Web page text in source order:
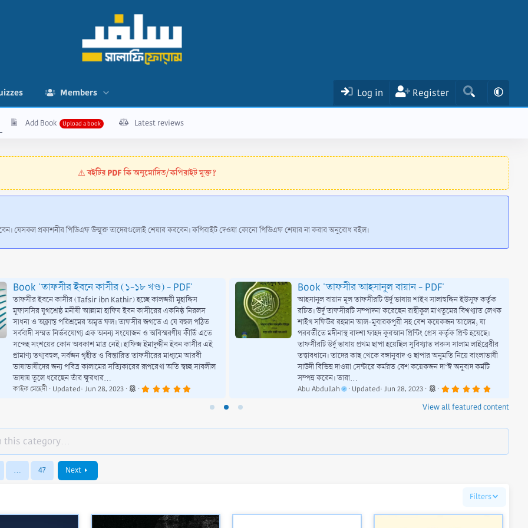
Members Log in Register
Add Book Latest reviews
⚠️বইটির PDF কি অনুমোদিত/কপিরাইট মুক্ত?
যেসকল প্রকাশনীর পিডিএফ উন্মুক্ত তাদেরগুলোই শেয়ার করবেন। কপিরাইট দেওয়া কোনো পিডিএফ শেয়ার না করার অনুরোধ রইল।
Book 'তাফসীর ইবনে কাসীর (১-১৮ খণ্ড) - PDF'
তাফসীর ইবনে কাসীর (Tafsir ibn Kathir) হচ্ছে কালজয়ী মুহাদ্দিস
মুফাসসির যুগশ্রেষ্ঠ মনীষী আল্লামা হাফিয ইবন কাসীরের একনিষ্ঠ নিরলস
সাধনা ও অক্লান্ত পরিশ্রমের অমৃত ফল। তাফসীর জগতে এ যে বহুল পঠিত
সর্ববাদী সম্মত নির্ভরযোগ্য এক অনন্য সংযোজন ও অবিস্মরণীয় কীর্তি এতে
সন্দেহ সংশয়ের কোন অবকাশ মাত্র নেই। হাফিজ ইমাদুদ্দীন ইবন কাসীর এই
প্রামাণ্য তথ্যবহুল, সর্বজন গৃহীত ও বিস্তারিত তাফসীরের মাধ্যমে আরবী
ভাষাভাষীদের জন্য পবিত্র কালামের সত্যিকারের রূপরেখা অতি স্বচ্ছ সাবলীল
ভাষায় তুলে ধরেছেন তাঁর ক্ষুরধার...
কাইফ মেহেদী Updated: Jun 28, 2023 5
a
Book 'তাফসীর আহসানুল বায়ান - PDF'
আহসানুল বায়ান মূল তাফসীরটি উর্দু ভাষায় শাইখ সালাহুদ্দিন ইউসুফ কর্তৃক
রচিত। উর্দু তাফসীরটি সম্পাদনা করেছেন রাহীকুল মাখতুমের বিশ্বখ্যাত লেখক
শাইখ সফিউর রহমান আল-মুবারকপুরী সহ বেশ কয়েকজন আলেম; যা
পরবর্তীতে মদীনাস্থ বাদশা ফাহদ কুরআন প্রিন্টিং প্রেস কর্তৃক প্রিন্ট হয়েছে।
তাফসীরটি উর্দু ভাষায় প্রথম ছাপা হয়েছিল সুবিখ্যাত দারুস সালাম লাইব্রেরীর
তত্ত্বাবধানে। তাদের কাছ থেকে বঙ্গানুবাদ ও ছাপার অনুমতি নিয়ে বাংলাভাষী
সাউদী বিভিন্ন দাওয়া সেন্টারে কর্মরত বেশ কয়েকজন দা‘ঈ অনুবাদ কর্মটি
সম্পন্ন করেন। তারা...
Abu Abdullah Updated: Jun 28, 2023 5
.
0
a
View all featured content
… 47 Next
Filters